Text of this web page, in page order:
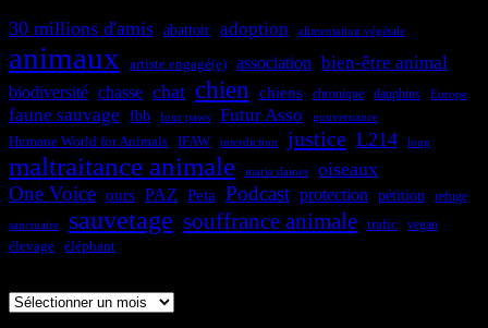
30 millions d'amis abattoir adoption alimentation végétale
animaux artiste engagé(e) association bien-être animal
biodiversité chasse chat chien chiens chronique dauphins Europe
faune sauvage fbb four paws Futur Asso gouvernance
Humane World for Animals IFAW interdiction justice L214 loup
maltraitance animale maria daines oiseaux
One Voice ours PAZ Peta Podcast protection pétition refuge
sanctuaire sauvetage souffrance animale trafic vegan
élevage éléphant